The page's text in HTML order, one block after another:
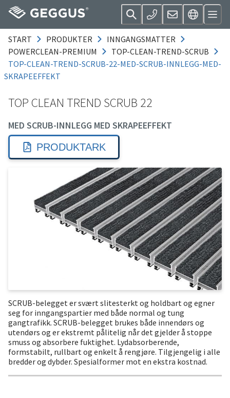
START PRODUKTER
INNGANGSMATTER
POWERCLEAN-PREMIUM
TOP-CLEAN-TREND-SCRUB
TOP-CLEAN-TREND-SCRUB-22-MED-SCRUB-INNLEGG-MED-
SKRAPEEFFEKT
TOP CLEAN TREND SCRUB 22
MED SCRUB-INNLEGG MED SKRAPEEFFEKT
PRODUKTARK
SCRUB-belegget er svært slitesterkt og holdbart og egner
seg for inngangspartier med både normal og tung
gangtrafikk. SCRUB-belegget brukes både innendørs og
utendørs og er ekstremt pålitelig når det gjelder å stoppe
smuss og absorbere fuktighet. Lydabsorberende,
formstabilt, rullbart og enkelt å rengjøre. Tilgjengelig i alle
bredder og dybder. Spesialformer mot en ekstra kostnad.